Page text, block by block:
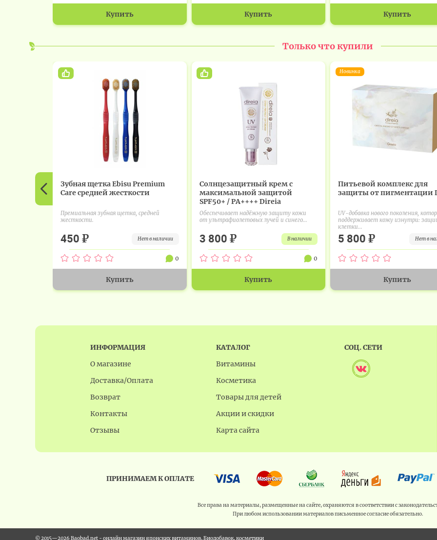
Купить Купить Купить
Только что купили
Зубная щетка Ebisu Premium
Care средней жесткости
Премиальная зубная щетка, средней
жесткости.
450 ₽ нет в наличии
0
Купить
Солнцезащитный крем с
максимальной защитой
SPF50+ / PA++++ Direia
Обеспечивает надёжную защиту кожи
от ультрафиолетовых лучей и синего...
3 800 ₽ в наличии
0
Купить
Новинка
Питьевой комплекс для
защиты от пигментации
UV-добавка нового поколения,
поддерживает кожу изнутри:
клетки...
5 800 ₽ нет в
Купить
ИНФОРМАЦИЯ
О магазине
Доставка/Оплата
Возврат
Контакты
Отзывы
КАТАЛОГ
Витамины
Косметика
Товары для детей
Акции и скидки
Карта сайта
СОЦ. СЕТИ
ПРИНИМАЕМ К ОПЛАТЕ
Все права на материалы, размещенные на сайте, охраняются в соответствии с
При любом использовании материалов письменное согласие обязательно.
© 2015—2026 Baobad.net - онлайн магазин японских витаминов, Биодобавок, косметики